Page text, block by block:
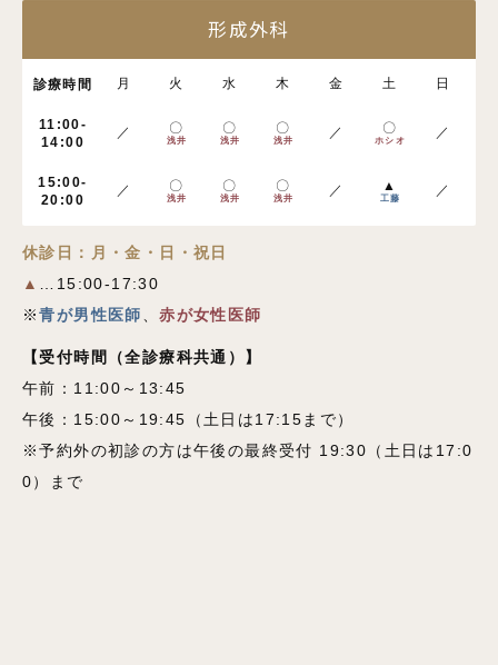
形成外科
診療時間 月 火 水 木 金 土 日
11:00-
14:00
／ 〇
浅井
〇
浅井
〇
浅井
／ 〇
ホシオ
／
15:00-
20:00
／ 〇
浅井
〇
浅井
〇
浅井
／ ▲
工藤
／
休診日：月・金・日・祝日
▲
…15:00-17:30
※青が男性医師 、赤が女性医師
【受付時間 （全診療科共通）
】
午前：11:00～13:45
午後：15:00～19:45（土日は17:15まで）
※予約外の初診の方は午後の最終受付 19:30（土日は17:0
0）まで